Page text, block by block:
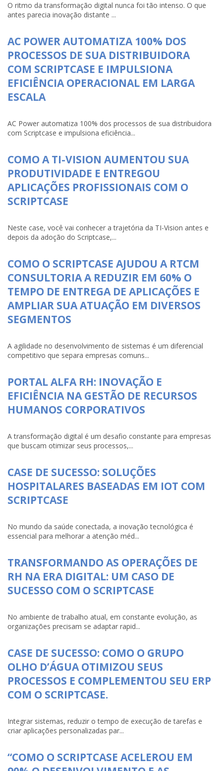
O ritmo da transformação digital nunca foi tão intenso. O que
antes parecia inovação distante ...
AC POWER AUTOMATIZA 100% DOS
PROCESSOS DE SUA DISTRIBUIDORA
COM SCRIPTCASE E IMPULSIONA
EFICIÊNCIA OPERACIONAL EM LARGA
ESCALA
AC Power automatiza 100% dos processos de sua distribuidora
com Scriptcase e impulsiona eficiência...
COMO A TI-VISION AUMENTOU SUA
PRODUTIVIDADE E ENTREGOU
APLICAÇÕES PROFISSIONAIS COM O
SCRIPTCASE
Neste case, você vai conhecer a trajetória da TI-Vision antes e
depois da adoção do Scriptcase,...
COMO O SCRIPTCASE AJUDOU A RTCM
CONSULTORIA A REDUZIR EM 60% O
TEMPO DE ENTREGA DE APLICAÇÕES E
AMPLIAR SUA ATUAÇÃO EM DIVERSOS
SEGMENTOS
A agilidade no desenvolvimento de sistemas é um diferencial
competitivo que separa empresas comuns...
PORTAL ALFA RH: INOVAÇÃO E
EFICIÊNCIA NA GESTÃO DE RECURSOS
HUMANOS CORPORATIVOS
A transformação digital é um desafio constante para empresas
que buscam otimizar seus processos,...
CASE DE SUCESSO: SOLUÇÕES
HOSPITALARES BASEADAS EM IOT COM
SCRIPTCASE
No mundo da saúde conectada, a inovação tecnológica é
essencial para melhorar a atenção méd...
TRANSFORMANDO AS OPERAÇÕES DE
RH NA ERA DIGITAL: UM CASO DE
SUCESSO COM O SCRIPTCASE
No ambiente de trabalho atual, em constante evolução, as
organizações precisam se adaptar rapid...
CASE DE SUCESSO: COMO O GRUPO
OLHO D’ÁGUA OTIMIZOU SEUS
PROCESSOS E COMPLEMENTOU SEU ERP
COM O SCRIPTCASE.
Integrar sistemas, reduzir o tempo de execução de tarefas e
criar aplicações personalizadas par...
“COMO O SCRIPTCASE ACELEROU EM